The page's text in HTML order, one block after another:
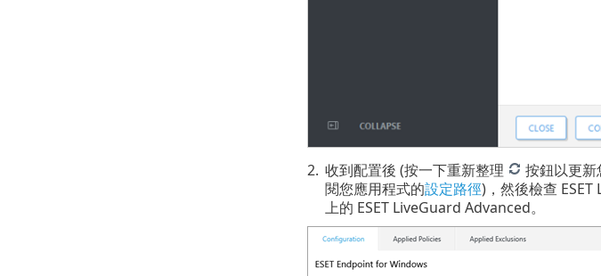
2. 收到配置後 (按一下重新整理 按鈕以更
閱您應用程式的設定路徑)，然後檢查
上的 ESET LiveGuard Advanced。